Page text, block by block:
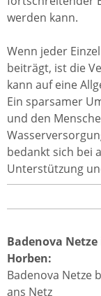
werden kann.
Wenn jeder
beiträgt, ist die
kann auf eine
Ein sparsamer
und den
bedankt sich bei
Unterstützung
Badenova
Horben:
Badenova Netze
ans Netz